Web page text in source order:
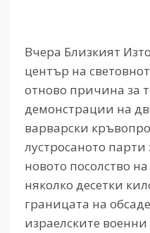
Вчера Близкият
център на
отново причина за
демонстрации на
варварски
лустросаното парти
новото посолство
няколко десетки
границата на
израелските военни